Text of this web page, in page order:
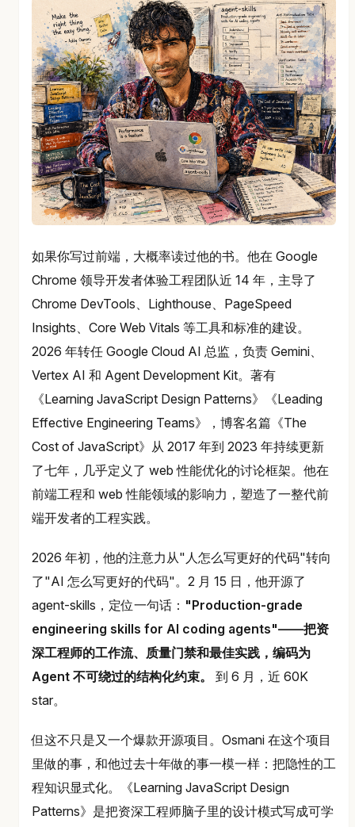
如果你写过前端，大概率读过他的书。他在 Google
Chrome 领导开发者体验工程团队近 14 年，主导了
Chrome DevTools、Lighthouse、PageSpeed
Insights、Core Web Vitals 等工具和标准的建设。
2026 年转任 Google Cloud AI 总监，负责 Gemini、
Vertex AI 和 Agent Development Kit。著有
《Learning JavaScript Design Patterns》《Leading
Effective Engineering Teams》，博客名篇《The
Cost of JavaScript》从 2017 年到 2023 年持续更新
了七年，几乎定义了 web 性能优化的讨论框架。他在
前端工程和 web 性能领域的影响力，塑造了一整代前
端开发者的工程实践。
2026 年初，他的注意力从"人怎么写更好的代码"转向
了"AI 怎么写更好的代码"。2 月 15 日，他开源了
agent-skills，定位一句话： "Production-grade
engineering skills for AI coding agents"——把资
深工程师的工作流、质量门禁和最佳实践，编码为
Agent 不可绕过的结构化约束。
到 6 月，近 60K
star。
但这不只是又一个爆款开源项目。Osmani 在这个项目
里做的事，和他过去十年做的事一模一样：把隐性的工
程知识显式化。《Learning JavaScript Design
Patterns》是把资深工程师脑子里的设计模式写成可学